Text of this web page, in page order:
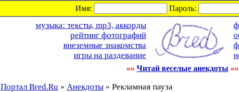
Имя: Пароль:
музыка: тексты, mp3, аккорды
рейтинг фотографий
внеземные знакомства
игры на раздевание
»» Читай веселые анекдоты ««
Портал Bred.Ru » Анекдоты » Рекламная пауза